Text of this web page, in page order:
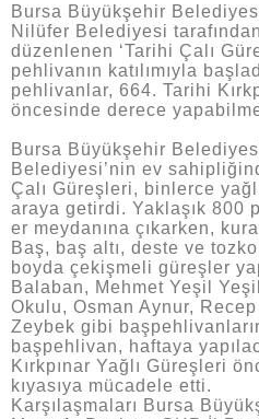
Bursa Büyükşehir
Nilüfer Belediyesi
düzenlenen ‘Tarihi Çalı
pehlivanın katılımıyla
pehlivanlar, 664. Tarihi
öncesinde derece
Bursa Büyükşehir
Belediyesi’nin ev
Çalı Güreşleri, binlerce
araya getirdi. Yaklaşık 800
er meydanına çıkarken,
Baş, baş altı, deste ve
boyda çekişmeli güreşler
Balaban, Mehmet Yeşil
Okulu, Osman Aynur,
Zeybek gibi
başpehlivan, haftaya
Kırkpınar Yağlı Güreşleri
kıyasıya mücadele etti.
Karşılaşmaları Bursa